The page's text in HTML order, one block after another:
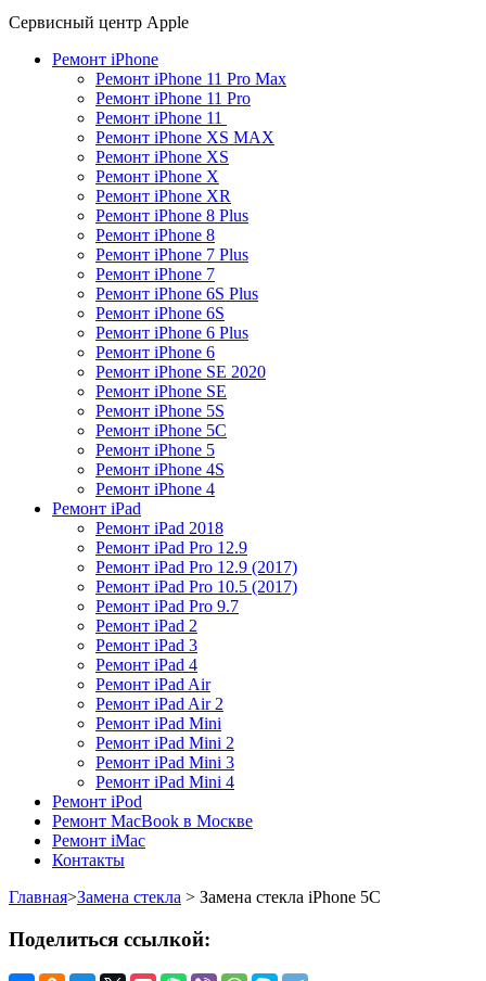
Сервисный центр Apple
Ремонт iPhone
Ремонт iPhone 11 Pro Max
Ремонт iPhone 11 Pro​
Ремонт iPhone 11 ​
Ремонт iPhone XS MAX​
Ремонт iPhone XS​
Ремонт iPhone X​
Ремонт iPhone XR
Ремонт iPhone 8 Plus​
Ремонт iPhone 8
Ремонт iPhone 7 Plus
Ремонт iPhone 7
Ремонт iPhone 6S Plus
Ремонт iPhone 6S
Ремонт iPhone 6 Plus
Ремонт iPhone 6
Ремонт iPhone SE 2020​
Ремонт iPhone SE
Ремонт iPhone 5S
Ремонт iPhone 5C
Ремонт iPhone 5
Ремонт iPhone 4S
Ремонт iPhone 4
Ремонт iPad
Ремонт iPad 2018​
Ремонт iPad Pro 12.9​
Ремонт iPad Pro 12.9 (2017)​
Ремонт iPad Pro 10.5 (2017)​
Ремонт iPad Pro 9.7​
Ремонт iPad 2
Ремонт iPad 3
Ремонт iPad 4
Ремонт iPad Air
Ремонт iPad Air 2
Ремонт iPad Mini
Ремонт iPad Mini 2
Ремонт iPad Mini 3
Ремонт iPad Mini 4
Ремонт iPod
Ремонт MacBook в Москве
Ремонт iMac
Контакты
Главная>Замена стекла > Замена стекла iPhone 5C
Поделиться ссылкой: